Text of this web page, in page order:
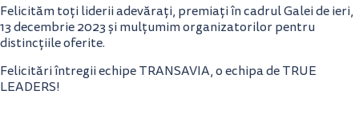
Felicităm toți liderii adevărați, premiați în cadrul Galei de ieri,
13 decembrie 2023 și mulțumim organizatorilor pentru
distincțiile oferite.
Felicitări întregii echipe TRANSAVIA, o echipa de TRUE
LEADERS!